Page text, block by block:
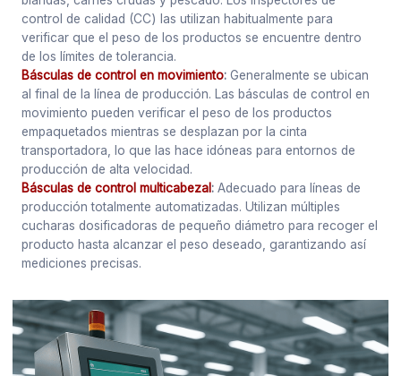
control de calidad (CC) las utilizan habitualmente para
verificar que el peso de los productos se encuentre dentro
de los límites de tolerancia.
Básculas de control en movimiento: Generalmente se ubican
al final de la línea de producción. Las básculas de control en
movimiento pueden verificar el peso de los productos
empaquetados mientras se desplazan por la cinta
transportadora, lo que las hace idóneas para entornos de
producción de alta velocidad.
Básculas de control multicabezal : Adecuado para líneas de
producción totalmente automatizadas. Utilizan múltiples
cucharas dosificadoras de pequeño diámetro para recoger el
producto hasta alcanzar el peso deseado, garantizando así
mediciones precisas.